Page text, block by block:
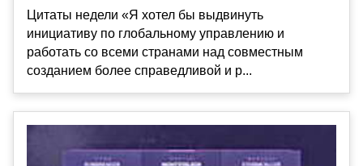
Цитаты недели «Я хотел бы выдвинуть
инициативу по глобальному управлению и
работать со всеми странами над совместным
созданием более справедливой и р...